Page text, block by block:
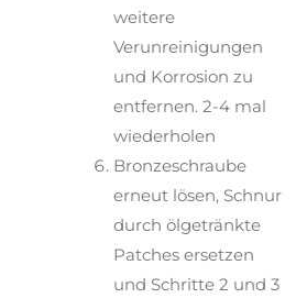
weitere
Verunreinigungen
und Korrosion zu
entfernen. 2-4 mal
wiederholen
Bronzeschraube
erneut lösen, Schnur
durch ölgetränkte
Patches ersetzen
und Schritte 2 und 3